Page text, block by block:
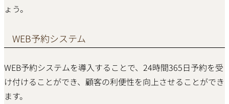
ょう。
WEB予約システム
WEB予約システムを導入することで、24時間365日予約を受
け付けることができ、顧客の利便性を向上させることができ
ます。